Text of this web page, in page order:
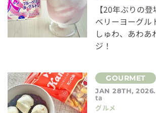
【20年ぶりの
ベリーヨーグル
しゅわ、あわあ
ジ！
JAN 28TH,
ta
グルメ